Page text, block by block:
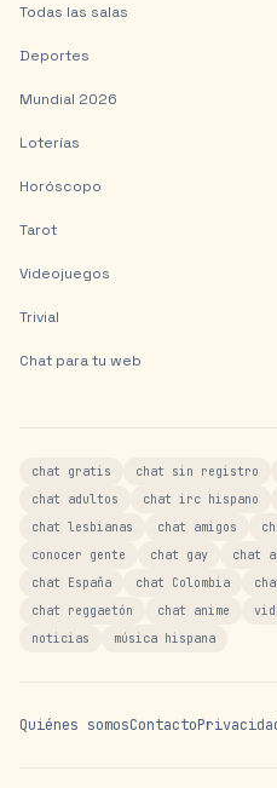
Todas las salas
Deportes
Mundial 2026
Loterías
Horóscopo
Tarot
Videojuegos
Trivial
Chat para tu web
chat gratis chat sin registro
chat adultos
chat irc hispano
chat lesbianas
chat amigos
conocer gente
chat gay chat
chat España
chat Colombia
chat reggaetón
chat anime
noticias
música hispana
Quiénes somosContacto